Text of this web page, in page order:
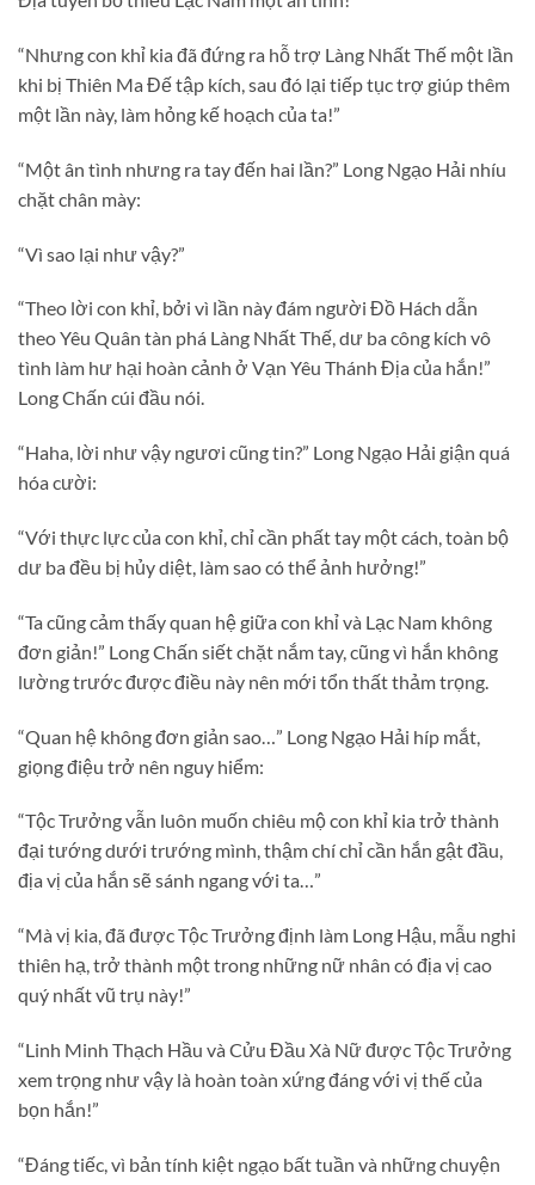
“Nhưng con khỉ kia đã đứng ra hỗ trợ Làng Nhất Thế một lần
khi bị Thiên Ma Đế tập kích, sau đó lại tiếp tục trợ giúp thêm
một lần này, làm hỏng kế hoạch của ta!”
“Một ân tình nhưng ra tay đến hai lần?” Long Ngạo Hải nhíu
chặt chân mày:
“Vì sao lại như vậy?”
“Theo lời con khỉ, bởi vì lần này đám người Đồ Hách dẫn
theo Yêu Quân tàn phá Làng Nhất Thế, dư ba công kích vô
tình làm hư hại hoàn cảnh ở Vạn Yêu Thánh Địa của hắn!”
Long Chấn cúi đầu nói.
“Haha, lời như vậy ngươi cũng tin?” Long Ngạo Hải giận quá
hóa cười:
“Với thực lực của con khỉ, chỉ cần phất tay một cách, toàn bộ
dư ba đều bị hủy diệt, làm sao có thể ảnh hưởng!”
“Ta cũng cảm thấy quan hệ giữa con khỉ và Lạc Nam không
đơn giản!” Long Chấn siết chặt nắm tay, cũng vì hắn không
lường trước được điều này nên mới tổn thất thảm trọng.
“Quan hệ không đơn giản sao…” Long Ngạo Hải híp mắt,
giọng điệu trở nên nguy hiểm:
“Tộc Trưởng vẫn luôn muốn chiêu mộ con khỉ kia trở thành
đại tướng dưới trướng mình, thậm chí chỉ cần hắn gật đầu,
địa vị của hắn sẽ sánh ngang với ta…”
“Mà vị kia, đã được Tộc Trưởng định làm Long Hậu, mẫu nghi
thiên hạ, trở thành một trong những nữ nhân có địa vị cao
quý nhất vũ trụ này!”
“Linh Minh Thạch Hầu và Cửu Đầu Xà Nữ được Tộc Trưởng
xem trọng như vậy là hoàn toàn xứng đáng với vị thế của
bọn hắn!”
“Đáng tiếc, vì bản tính kiệt ngạo bất tuần và những chuyện